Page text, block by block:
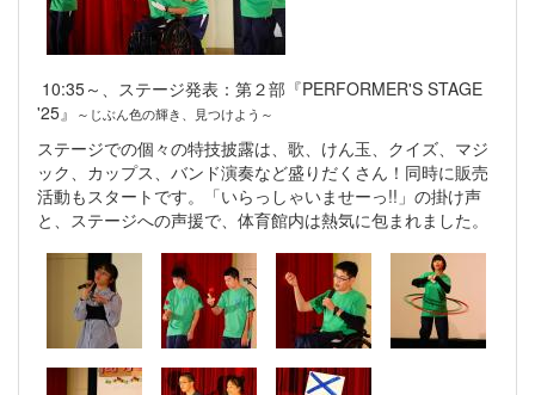
10:35～、ステージ発表：第２部『PERFORMER'S STAGE
'25』
～じぶん色の輝き、見つけよう～
ステージでの個々の特技披露は、歌、けん玉、クイズ、マジ
ック、カップス、バンド演奏など盛りだくさん！同時に販売
活動もスタートです。「いらっしゃいませーっ!!」の掛け声
と、ステージへの声援で、体育館内は熱気に包まれました。